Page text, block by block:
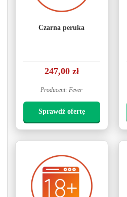
Czarna peruka
247,00 zł
Producent: Fever
Sprawdź ofertę